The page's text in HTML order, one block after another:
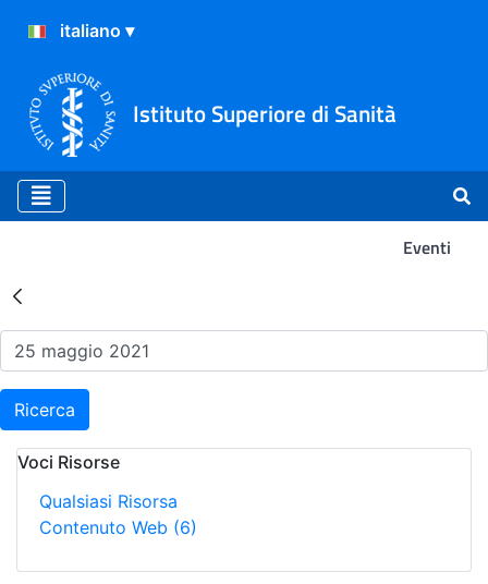
Istituto Superiore di Sanità
Eventi
Risultati della Ricerca -
Ricerca
Voci Risorse
Qualsiasi Risorsa
Contenuto Web (6)